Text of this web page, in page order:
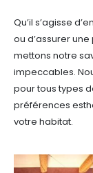
Qu’il s’agisse
ou d’assurer
mettons notre
impeccables.
pour tous types
préférences
votre habitat.